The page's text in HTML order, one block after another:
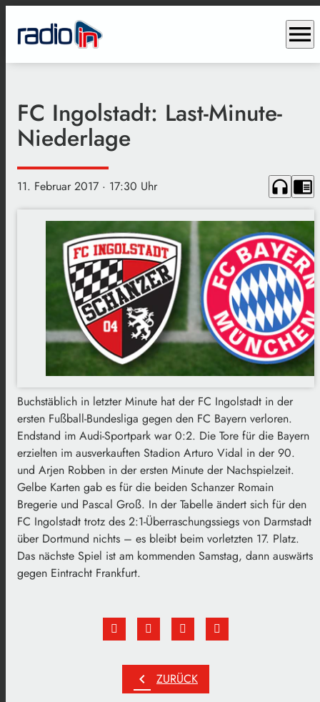
menu
FC Ingolstadt: Last-Minute-
Niederlage
11. Februar 2017 · 17:30 Uhr headphones chrome_reader_mode
Buchstäblich in letzter Minute hat der FC Ingolstadt in der
ersten Fußball-Bundesliga gegen den FC Bayern verloren.
Endstand im Audi-Sportpark war 0:2. Die Tore für die Bayern
erzielten im ausverkauften Stadion Arturo Vidal in der 90.
und Arjen Robben in der ersten Minute der Nachspielzeit.
Gelbe Karten gab es für die beiden Schanzer Romain
Bregerie und Pascal Groß. In der Tabelle ändert sich für den
FC Ingolstadt trotz des 2:1-Überraschungssiegs von Darmstadt
über Dortmund nichts – es bleibt beim vorletzten 17. Platz.
Das nächste Spiel ist am kommenden Samstag, dann auswärts
gegen Eintracht Frankfurt.
chevron_left ZURÜCK